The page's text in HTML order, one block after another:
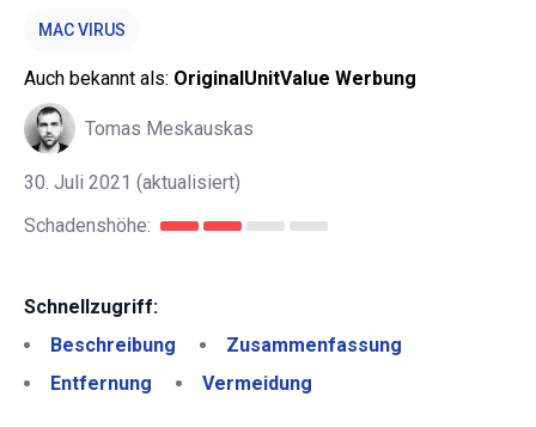
MAC VIRUS
Auch bekannt als: OriginalUnitValue Werbung
Tomas Meskauskas
30. Juli 2021 (aktualisiert)
Schadenshöhe:
Schnellzugriff:
Beschreibung
Zusammenfassung
Entfernung
Vermeidung